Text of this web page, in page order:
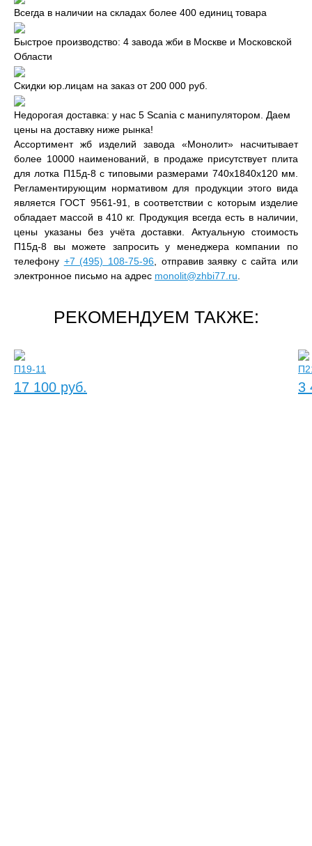
Всегда в наличии на складах более 400 единиц товара
Быстрое производство: 4 завода жби в Москве и Московской
Области
Скидки юр.лицам на заказ от 200 000 руб.
Недорогая доставка: у нас 5 Scania с манипулятором. Даем
цены на доставку ниже рынка!
Ассортимент жб изделий завода «Монолит» насчитывает
более 10000 наименований, в продаже присутствует плита
для лотка П15д-8 с типовыми размерами 740x1840x120 мм.
Регламентирующим нормативом для продукции этого вида
является ГОСТ 9561-91, в соответствии с которым изделие
обладает массой в 410 кг. Продукция всегда есть в наличии,
цены указаны без учёта доставки. Актуальную стоимость
П15д-8 вы можете запросить у менеджера компании по
телефону +7 (495) 108-75-96, отправив заявку с сайта или
электронное письмо на адрес monolit@zhbi77.ru
РЕКОМЕНДУЕМ ТАКЖЕ:
П19-11
17 100 руб. 3